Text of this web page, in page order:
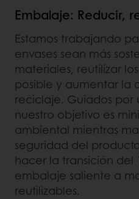
Embalaje: Reducir,
Estamos trabajando
envases sean más
materiales, reutilizar
posible y aumentar la
reciclaje. Guiados por
nuestro objetivo es
ambiental mientras
seguridad del
hacer la transición del
embalaje saliente a
reutilizables.